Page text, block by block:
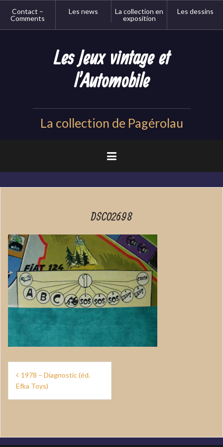
Contact –
Comments
Les news
La collection en
exposition
Les dessins
Les Jeux vintage et
l'Automobile
La collection de Pagérolau
DSC02698
Navigation
de
l’article
1978 – Diagnostic (éd.
Efka Toys)